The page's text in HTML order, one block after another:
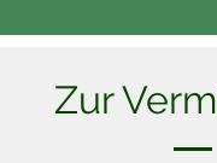
Zur